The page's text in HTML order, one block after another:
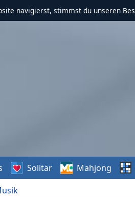
navigierst, stimmst du unseren
Solitär Mahjong